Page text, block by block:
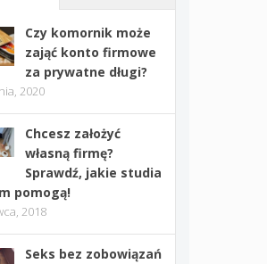
Czy komornik może
zająć konto firmowe
za prywatne długi?
2020
Chcesz założyć
własną firmę?
Sprawdź, jakie studia
pomogą!
2018
Seks bez zobowiązań